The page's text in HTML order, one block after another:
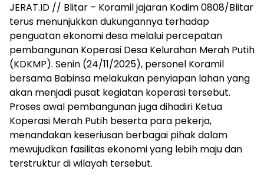
JERAT.ID // Blitar – Koramil jajaran Kodim 0808/Blitar
terus menunjukkan dukungannya terhadap
penguatan ekonomi desa melalui percepatan
pembangunan Koperasi Desa Kelurahan Merah Putih
(KDKMP). Senin (24/11/2025), personel Koramil
bersama Babinsa melakukan penyiapan lahan yang
akan menjadi pusat kegiatan koperasi tersebut.
Proses awal pembangunan juga dihadiri Ketua
Koperasi Merah Putih beserta para pekerja,
menandakan keseriusan berbagai pihak dalam
mewujudkan fasilitas ekonomi yang lebih maju dan
terstruktur di wilayah tersebut.